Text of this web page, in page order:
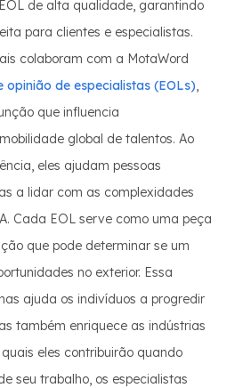
de alta qualidade, garantindo
para clientes e especialistas.
colaboram com a MotaWord
opinião de especialistas (EOLs),
que influencia
global de talentos. Ao
eles ajudam pessoas
a lidar com as complexidades
Cada EOL serve como uma peça
que pode determinar se um
no exterior. Essa
ajuda os indivíduos a progredir
também enriquece as indústrias
eles contribuirão quando
seu trabalho, os especialistas